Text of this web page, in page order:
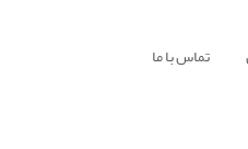
تماس با ما